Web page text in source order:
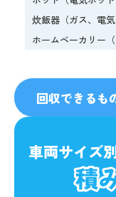
炊飯器（ガス、電気
ホームベーカリー（
回収できるも
人気
No.1
車両サイズ